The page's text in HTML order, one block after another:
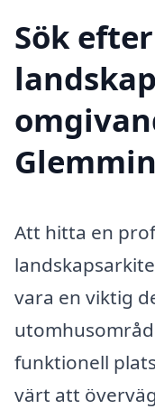
Sök
Att hitta en
vara en viktig
funktionell
värt att